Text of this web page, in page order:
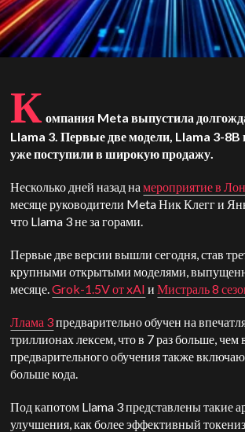
К омпания Meta выпустила
Llama 3. Первые две модели, Llama 3-8B
уже поступили в широкую продажу.
Несколько дней назад намероприятие в
месяце руководители Meta Ник Клегг и
что Llama 3 не за горами.
Первые две версии вышли сегодня, став
крупными открытыми моделями,
месяце.Grok-1.5V от xAI иМистраль 8
Ллама 3предварительно обучен на
триллионах лексем, что в 7 раз больше,
предварительного обучения также
больше кода.
Под капотом Llama 3 представлены такие
улучшения, как более эффективный